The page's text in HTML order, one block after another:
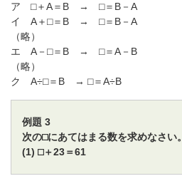
ア ⬜︎＋A＝B → ⬜︎＝B－A
イ A＋⬜︎＝B → ⬜︎＝B－A
（略）
エ A－⬜︎＝B → ⬜︎＝A－B
（略）
ク A÷⬜︎＝B → ⬜︎＝A÷B
例題 3
次の⬜︎にあてはまる数を求めなさい。
(1) ⬜︎＋23＝61